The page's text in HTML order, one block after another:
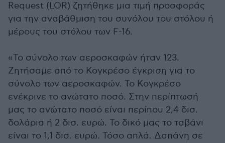
Request (LOR) ζητήθηκε μια τιμή προσφοράς
για την αναβάθμιση του συνόλου του στόλου ή
μέρους του στόλου των F-16.
«Το σύνολο των αεροσκαφών ήταν 123.
Ζητήσαμε από το Κογκρέσο έγκριση για το
σύνολο των αεροσκαφών. Το Κογκρέσο
ενέκρινε το ανώτατο ποσό. Στην περίπτωσή
μας το ανώτατο ποσό είναι περίπου 2,4 δισ.
δολάρια ή 2 δισ. ευρώ. Το δικό μας το ταβάνι
είναι το 1,1 δισ. ευρώ. Τόσο απλά. Δαπάνη σε